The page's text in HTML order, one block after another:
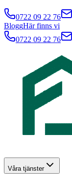
0722 09 22 76
BloggHär finns vi
0722 09 22 76
Våra tjänster